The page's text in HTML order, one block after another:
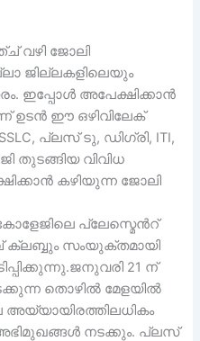
വഴി ജോലി
ജില്ലകളിലെയും
ഇപ്പോൾ അപേക്ഷിക്കാൻ
ഈ ഒഴിവിലേക്
പ്ലസ് ടു, ഡിഗ്രി, ITI,
തുടങ്ങിയ വിവിധ
കഴിയുന്ന ജോലി
പ്ലേസ്മെൻറ്
ക്ലബ്ബും സംയുക്തമായി
21 ന്
തൊഴിൽ മേളയിൽ
നടക്കും. പ്ലസ്